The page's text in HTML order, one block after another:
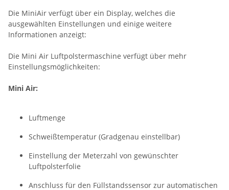
Die MiniAir verfügt über ein Display, welches die
ausgewählten Einstellungen und einige weitere
Informationen anzeigt:
Die Mini Air Luftpolstermaschine verfügt über mehr
Einstellungsmöglichkeiten:
Mini Air:
Luftmenge
Schweißtemperatur (Gradgenau einstellbar)
Einstellung der Meterzahl von gewünschter
Luftpolsterfolie
Anschluss für den Füllstandssensor zur automatischen